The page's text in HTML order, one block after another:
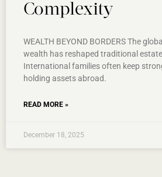
Complexity
WEALTH BEYOND BORDERS The
wealth has reshaped traditional
International families often keep
holding assets abroad.
READ MORE »
December 18, 2025